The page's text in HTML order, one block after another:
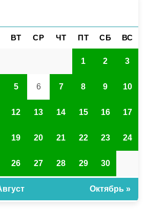
ВТ СР ЧТ ПТ СБ ВС
1 2 3
5 6 7 8 9 10
12 13 14 15 16 17
19 20 21 22 23 24
26 27 28 29 30
Октябрь »